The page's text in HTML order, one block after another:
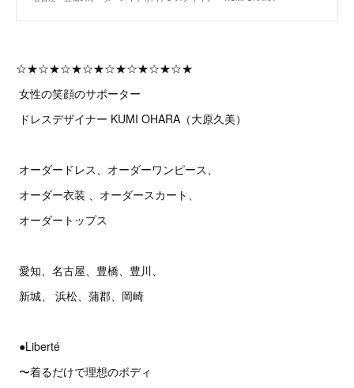
☆★☆★☆★☆★☆★☆★☆★☆★
女性の笑顔のサポーター
ドレスデザイナー KUMI OHARA（大原久美）
オーダードレス、オーダーワンピース、
オーダー衣装 、オーダースカート、
オーダートップス
愛知、名古屋、豊橋、豊川、
新城、 浜松、蒲郡、岡崎
●Liberté
〜着るだけで理想のボディ